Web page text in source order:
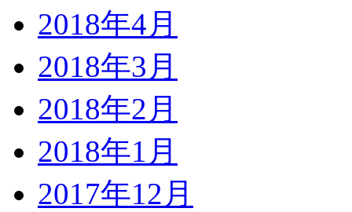
2018年4月
2018年3月
2018年2月
2018年1月
2017年12月